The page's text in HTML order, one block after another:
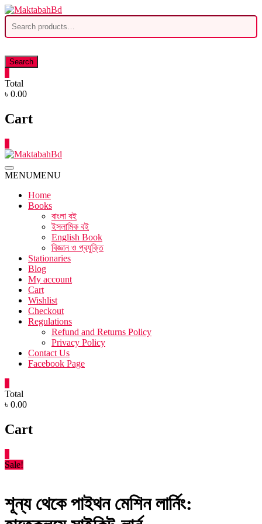
Skip
to
content
Search
for:
Search
Total
৳ 0.00
Cart
MENUMENU
Home
Books
বাংলা বই
ইসলামিক বই
English Book
বিজ্ঞান ও প্রযুক্তি
Stationaries
Blog
My account
Cart
Wishlist
Checkout
Regulations
Refund and Returns Policy
Privacy Policy
Contact Us
Facebook Page
Total
৳ 0.00
Cart
Sale!
শূন্য থেকে পাইথন মেশিন লার্নিং: